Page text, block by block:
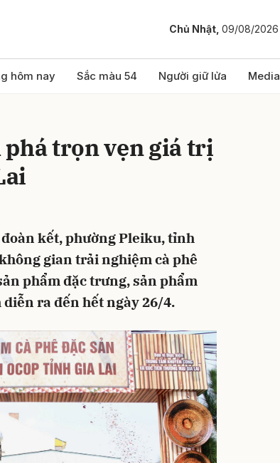
Chủ Nhật, 09/08/2026
hôm nay Sắc màu 54 Người giữ lửa Media
trọn vẹn giá trị
kết, phường Pleiku, tỉnh
gian trải nghiệm cà phê
phẩm đặc trưng, sản phẩm
ra đến hết ngày 26/4.